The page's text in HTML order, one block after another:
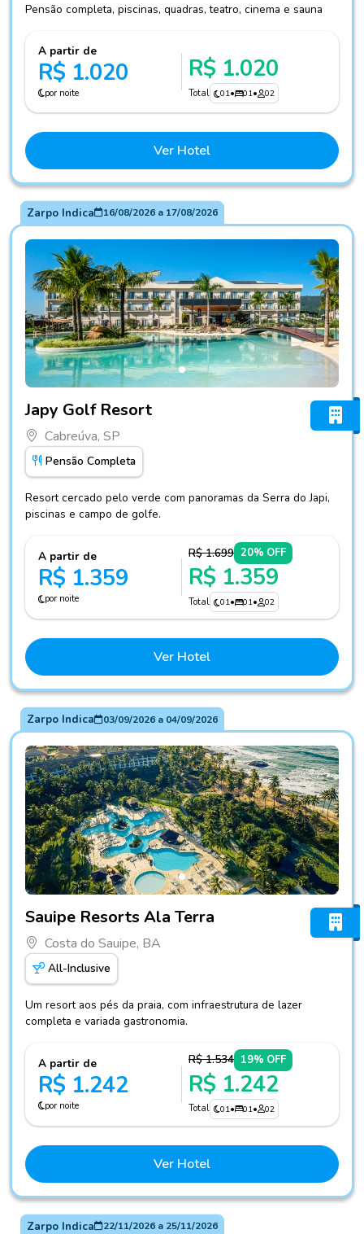
Pensão completa, piscinas, quadras, teatro, cinema e sauna
A partir de
R$ 1.020
por noite
R$ 1.020
Total 01• 01• 02
Ver Hotel
Zarpo Indica 16/08/2026a 17/08/2026
Japy Golf Resort
Cabreúva, SP
Pensão Completa
Resort cercado pelo verde com panoramas da Serra do Japi,
piscinas e campo de golfe.
A partir de
R$ 1.359
por noite
R$ 1.699 20% OFF
R$ 1.359
Total 01• 01• 02
Ver Hotel
Zarpo Indica 03/09/2026a 04/09/2026
Sauipe Resorts Ala Terra
Costa do Sauipe, BA
All-Inclusive
Um resort aos pés da praia, com infraestrutura de lazer
completa e variada gastronomia.
A partir de
R$ 1.242
por noite
R$ 1.534 19% OFF
R$ 1.242
Total 01• 01• 02
Ver Hotel
Zarpo Indica 22/11/2026a 25/11/2026